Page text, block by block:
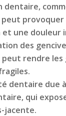
dentaire,
provoquer
et une douleur
des
rendre les
dentaire due
qui
jacente.